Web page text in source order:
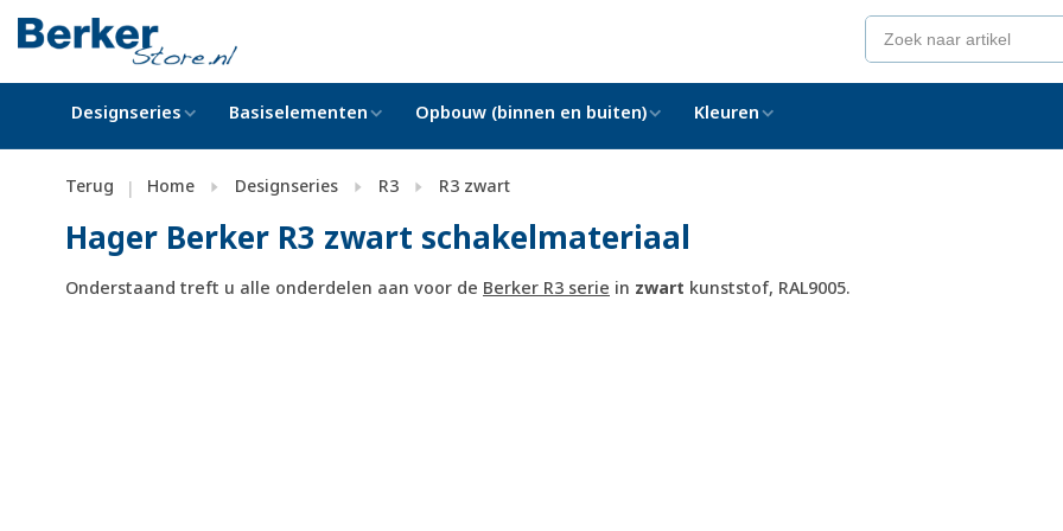
Designseries Basiselementen Opbouw (binnen en buiten) Kleuren
Terug | Home Designseries R3 R3 zwart
Hager Berker R3 zwart schakelmateriaal
Onderstaand treft u alle onderdelen aan voor de Berker R3 serie in zwart kunststof, RAL9005.